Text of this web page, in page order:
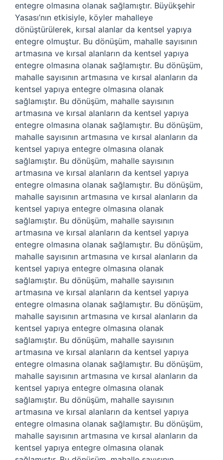
entegre olmasına olanak sağlamıştır. Büyükşehir
Yasası’nın etkisiyle, köyler mahalleye
dönüştürülerek, kırsal alanlar da kentsel yapıya
entegre olmuştur. Bu dönüşüm, mahalle sayısının
artmasına ve kırsal alanların da kentsel yapıya
entegre olmasına olanak sağlamıştır. Bu dönüşüm,
mahalle sayısının artmasına ve kırsal alanların da
kentsel yapıya entegre olmasına olanak
sağlamıştır. Bu dönüşüm, mahalle sayısının
artmasına ve kırsal alanların da kentsel yapıya
entegre olmasına olanak sağlamıştır. Bu dönüşüm,
mahalle sayısının artmasına ve kırsal alanların da
kentsel yapıya entegre olmasına olanak
sağlamıştır. Bu dönüşüm, mahalle sayısının
artmasına ve kırsal alanların da kentsel yapıya
entegre olmasına olanak sağlamıştır. Bu dönüşüm,
mahalle sayısının artmasına ve kırsal alanların da
kentsel yapıya entegre olmasına olanak
sağlamıştır. Bu dönüşüm, mahalle sayısının
artmasına ve kırsal alanların da kentsel yapıya
entegre olmasına olanak sağlamıştır. Bu dönüşüm,
mahalle sayısının artmasına ve kırsal alanların da
kentsel yapıya entegre olmasına olanak
sağlamıştır. Bu dönüşüm, mahalle sayısının
artmasına ve kırsal alanların da kentsel yapıya
entegre olmasına olanak sağlamıştır. Bu dönüşüm,
mahalle sayısının artmasına ve kırsal alanların da
kentsel yapıya entegre olmasına olanak
sağlamıştır. Bu dönüşüm, mahalle sayısının
artmasına ve kırsal alanların da kentsel yapıya
entegre olmasına olanak sağlamıştır. Bu dönüşüm,
mahalle sayısının artmasına ve kırsal alanların da
kentsel yapıya entegre olmasına olanak
sağlamıştır. Bu dönüşüm, mahalle sayısının
artmasına ve kırsal alanların da kentsel yapıya
entegre olmasına olanak sağlamıştır. Bu dönüşüm,
mahalle sayısının artmasına ve kırsal alanların da
kentsel yapıya entegre olmasına olanak